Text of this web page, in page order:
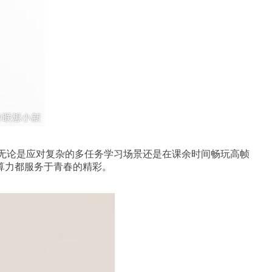
论是应对复杂的多任务学习场景还是在课余时间畅玩高帧
都服务于青春的精彩。